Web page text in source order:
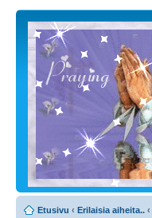
Etusivu ‹ Erilaisia aiheita.. ‹